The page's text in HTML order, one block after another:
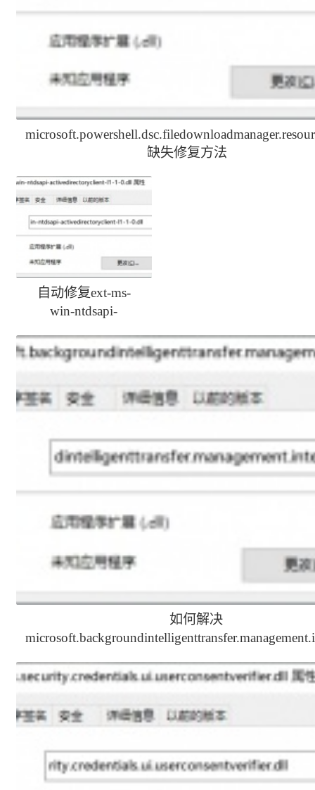
缺失修复方法
自动修复ext-ms-
win-ntdsapi-
l1-1-0.dll丢失方法
如何解决